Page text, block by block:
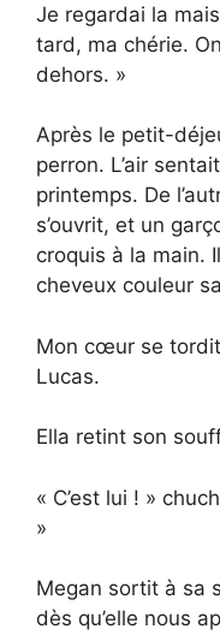
Je regardai la
tard, ma chérie.
dehors. »
Après le petit-
perron. L’air
printemps. De
s’ouvrit, et un
croquis à la main.
cheveux couleur
Mon cœur se
Lucas.
Ella retint son
« C’est lui ! »
»
Megan sortit à sa
dès qu’elle nous